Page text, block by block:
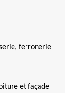
ferronerie,
et façade